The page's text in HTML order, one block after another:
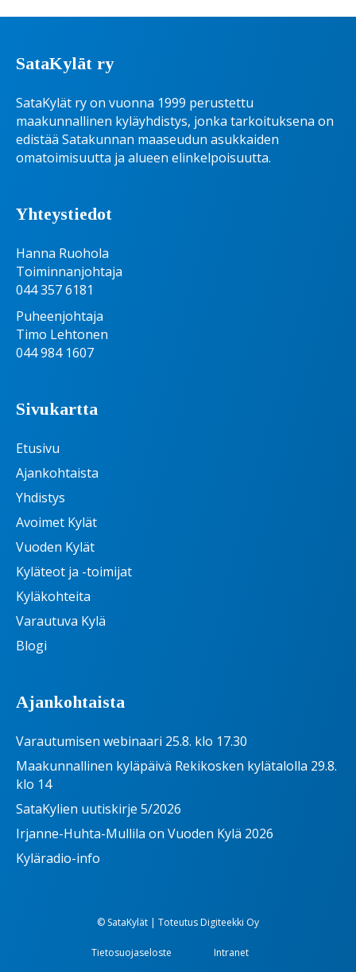
SataKylät ry
SataKylät ry on vuonna 1999 perustettu
maakunnallinen kyläyhdistys, jonka tarkoituksena on
edistää Satakunnan maaseudun asukkaiden
omatoimisuutta ja alueen elinkelpoisuutta.
Yhteystiedot
Hanna Ruohola
Toiminnanjohtaja
044 357 6181
Puheenjohtaja
Timo Lehtonen
044 984 1607
Sivukartta
Etusivu
Ajankohtaista
Yhdistys
Avoimet Kylät
Vuoden Kylät
Kyläteot ja -toimijat
Kyläkohteita
Varautuva Kylä
Blogi
Ajankohtaista
Varautumisen webinaari 25.8. klo 17.30
Maakunnallinen kyläpäivä Rekikosken kylätalolla 29.8.
klo 14
SataKylien uutiskirje 5/2026
Irjanne-Huhta-Mullila on Vuoden Kylä 2026
Kyläradio-info
© SataKylät | ToteutusDigiteekki Oy
Tietosuojaseloste Intranet